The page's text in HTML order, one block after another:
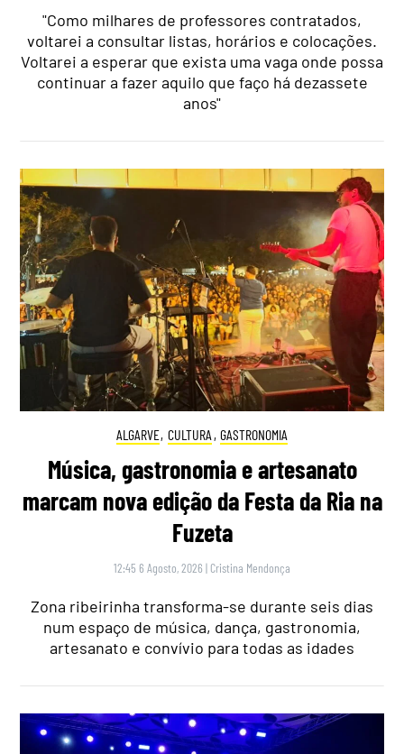
"Como milhares de professores contratados,
voltarei a consultar listas, horários e colocações.
Voltarei a esperar que exista uma vaga onde possa
continuar a fazer aquilo que faço há dezassete
anos"
ALGARVE, CULTURA , GASTRONOMIA
Música, gastronomia e artesanato
marcam nova edição da Festa da Ria na
Fuzeta
12:45 6 Agosto, 2026 | Cristina Mendonça
Zona ribeirinha transforma-se durante seis dias
num espaço de música, dança, gastronomia,
artesanato e convívio para todas as idades